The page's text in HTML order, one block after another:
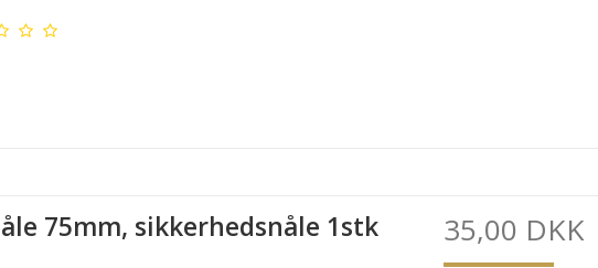
75mm, sikkerhedsnåle 1stk 35,00 DKK